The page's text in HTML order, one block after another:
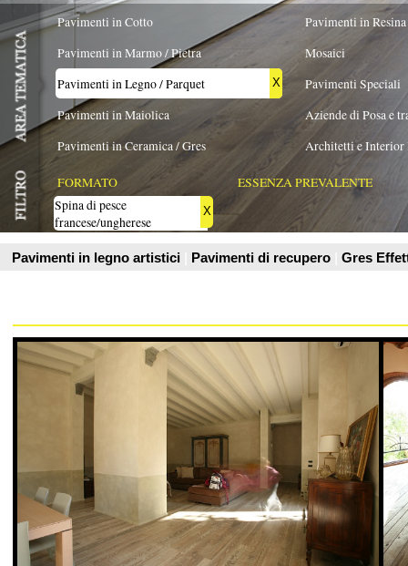
Pavimenti in Legno / Parquet
Pavimenti in Ceramica / Gres
Pavimenti Speciali
Aziende di Posa e trattamento Pavimenti
Architetti e Interior Design
FORMATO
Spina di pesce
francese/ungherese
X
ESSENZA PREVALENTE REALIZZATO IN
Pavimenti in legno artistici Pavimenti di recupero Gres Effetto Legno
La gamma del Listone Toscano è una gamma di listoni in legno
massello di Quercia e Castagno, generalmente di varie larghezze
Vedi Scheda Prodotto
O.M.legno
La gamma del
massello di Quercia
com
Vedi Scheda